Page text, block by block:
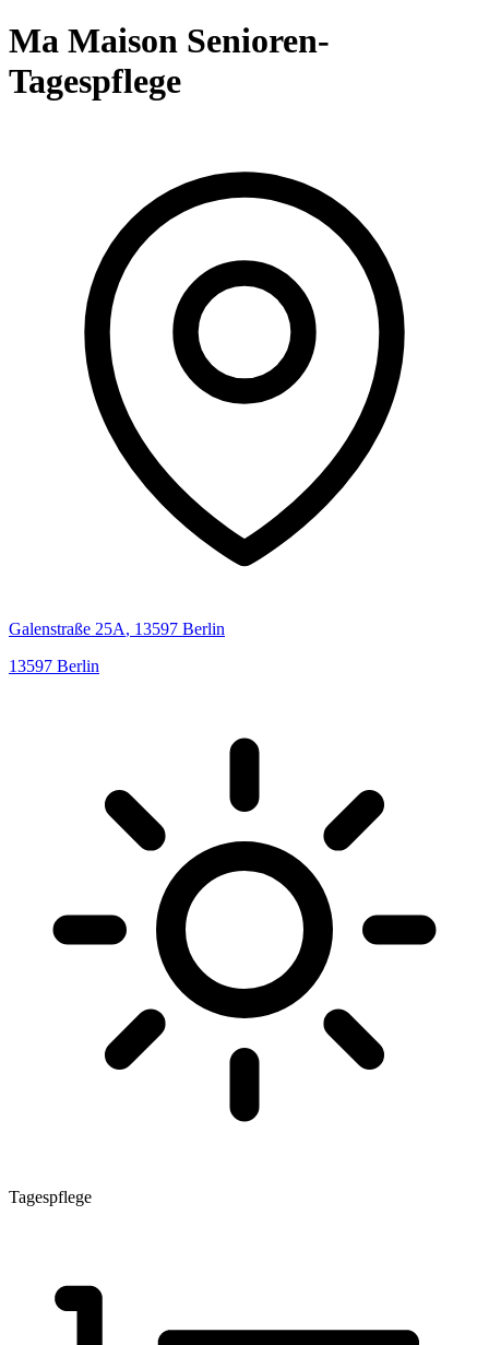
Ma Maison Senioren-
Tagespflege
Galenstraße 25A, 13597 Berlin
13597 Berlin
Tagespflege